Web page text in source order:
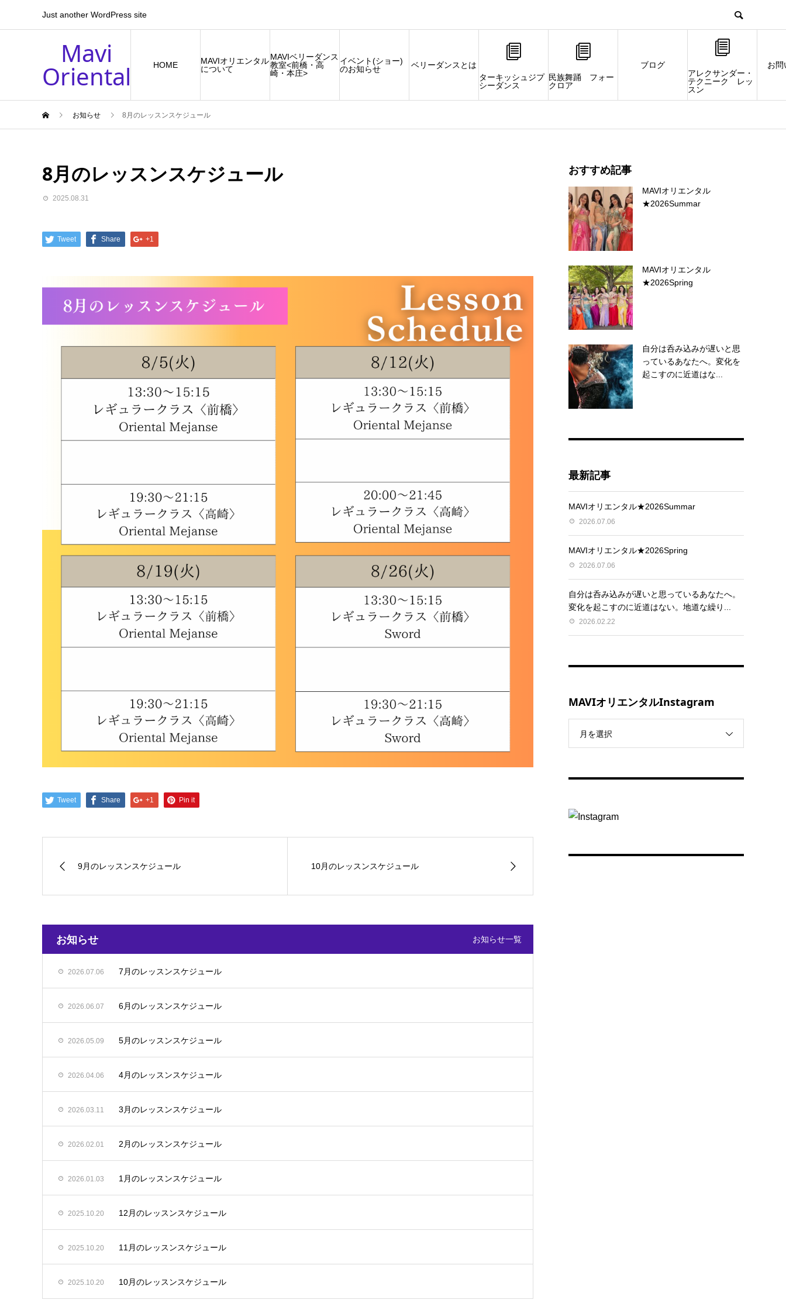
Just another WordPress site
Mavi
Oriental HOME
MAVIオリエンタル
について
MAVIベリーダンス
教室<前橋・高
崎・本庄>
イベント(ショー)
のお知らせ
ベリーダンスとは
ターキッシュジプ
シーダンス
民族舞踊 フォー
クロア
ブログ
アレクサンダー・
テクニーク レッ
スン
お問
お知らせ 8月のレッスンスケジュール
8月のレッスンスケジュール
2025.08.31
Tweet Share +1
Tweet Share +1 Pin it
9月のレッスンスケジュール 10月のレッスンスケジュール
お知らせ お知らせ一覧
2026.07.06 7月のレッスンスケジュール
2026.06.07 6月のレッスンスケジュール
2026.05.09 5月のレッスンスケジュール
2026.04.06 4月のレッスンスケジュール
2026.03.11 3月のレッスンスケジュール
2026.02.01 2月のレッスンスケジュール
2026.01.03 1月のレッスンスケジュール
2025.10.20 12月のレッスンスケジュール
2025.10.20 11月のレッスンスケジュール
2025.10.20 10月のレッスンスケジュール
おすすめ記事
MAVIオリエンタル
★2026Summar
MAVIオリエンタル
★2026Spring
自分は呑み込みが遅いと思
っているあなたへ。変化を
起こすのに近道はな...
最新記事
MAVIオリエンタル★2026Summar
2026.07.06
MAVIオリエンタル★2026Spring
2026.07.06
自分は呑み込みが遅いと思っているあなたへ。
変化を起こすのに近道はない。地道な繰り...
2026.02.22
MAVIオリエンタルInstagram
月を選択